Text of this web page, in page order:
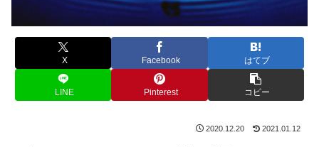
X Facebook はてブ
LINE Pinterest コピー
2020.12.20 2021.01.12